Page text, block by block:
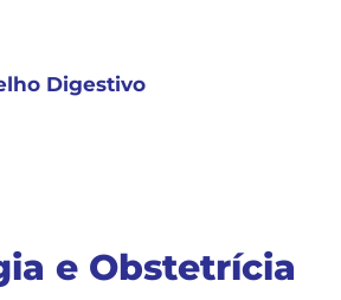
Digestivo
e Obstetrícia